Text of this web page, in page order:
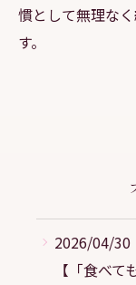
慣として無理な
す。
2026/04/30
【「食べ